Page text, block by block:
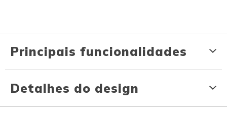
Principais funcionalidades
Detalhes do design